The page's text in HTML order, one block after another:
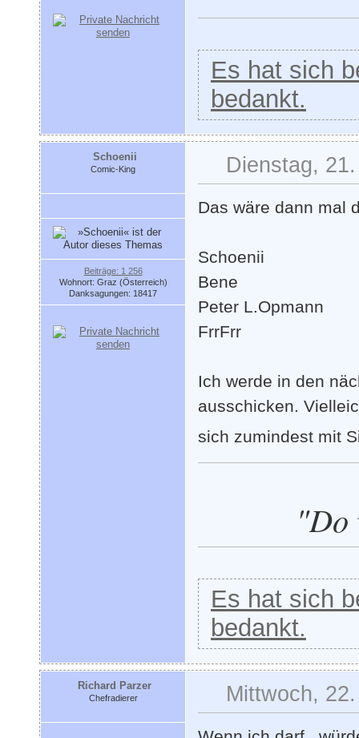
Es hat sich
bedankt.
Schoenii
Comic-King
Beiträge: 1 256
Wohnort: Graz (Österreich)
Danksagungen: 18417
Dienstag,
Das wäre dann mal
Schoenii
Bene
Peter L.Opmann
FrrFrr
Ich werde in den
ausschicken.
sich zumindest mit
"Do
Es hat sich
bedankt.
Richard Parzer
Chefradierer Mittwoch,